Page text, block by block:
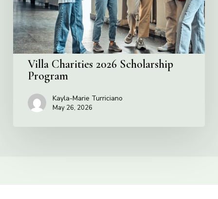
Villa Charities 2026 Scholarship
Program
Kayla-Marie Turriciano
May 26, 2026